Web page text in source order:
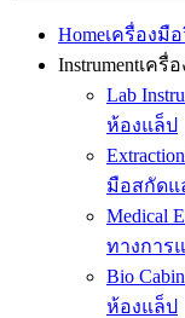
Homeเครื่องมื
Instrumentเครื่
Lab
ห้องแล็ป
มือสกัดแ
Medical
ทางการ
Bio
ห้องแล็ป